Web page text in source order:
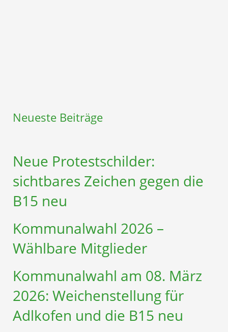
Neueste Beiträge
Neue Protestschilder:
sichtbares Zeichen gegen die
B15 neu
Kommunalwahl 2026 –
Wählbare Mitglieder
Kommunalwahl am 08. März
2026: Weichenstellung für
Adlkofen und die B15 neu